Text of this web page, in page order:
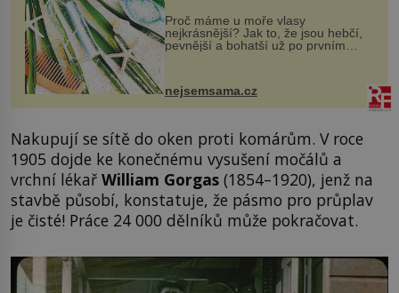
Proč máme u moře vlasy
nejkrásnější? Jak to, že jsou hebčí,
pevnější a bohatší už po prvním
vlasy. ...
nejsemsama.cz
Nakupují se sítě do oken proti komárům. V roce
1905 dojde ke konečnému vysušení močálů a
vrchní lékař William Gorgas (1854–1920), jenž na
stavbě působí, konstatuje, že pásmo pro průplav
je čisté! Práce 24 000 dělníků může pokračovat.